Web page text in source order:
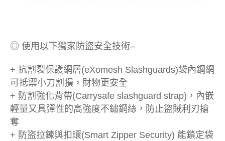
◎ 使用以下獨家防盜安全技術–
+ 抗割裂保護網層(eXomesh Slashguards)袋內鋼網
可抵禦小刀割損，財物更安全
+ 防割強化背帶(Carrysafe slashguard strap)，內嵌
輕量又具彈性的高強度不鏽鋼絲，防止盜賊利刃搶
奪
+ 防盜拉鍊與扣環(Smart Zipper Security) 能鎖定袋